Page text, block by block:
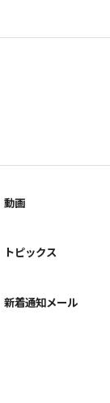
動画
トピックス
新着通知メール